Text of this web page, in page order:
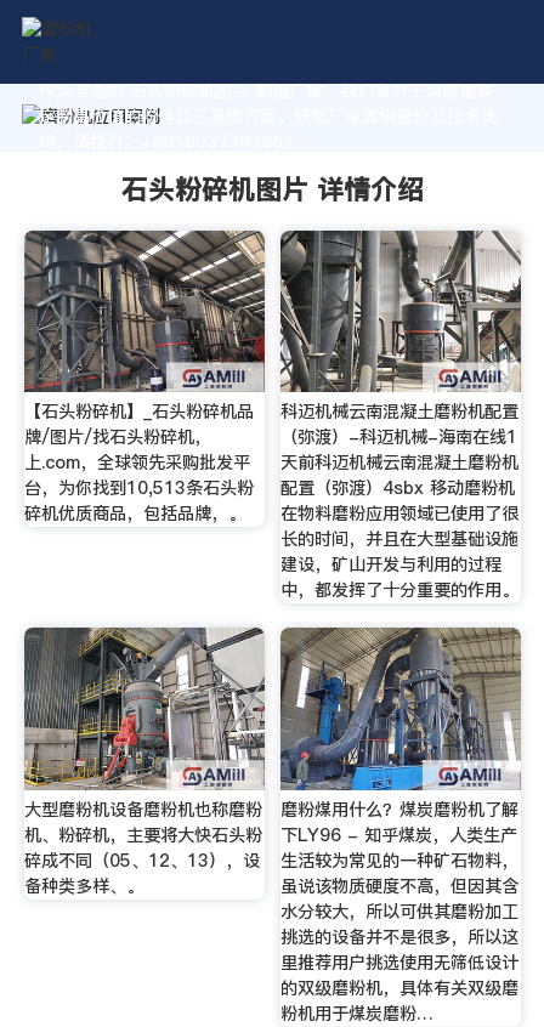
作为专业的 石头粉碎机图片 制造厂家，我们致力于为您量身
定制高价值的粉体加工系统方案。获取厂家直销报价及技术支
石头粉碎机图片 详情介绍
【石头粉碎机】_石头粉碎机品
牌/图片/找石头粉碎机，
上.com，全球领先采购批发平
台，为你找到10,513条石头粉
碎机优质商品，包括品牌，。
科迈机械云南混凝土磨粉机配置
（弥渡）-科迈机械-海南在线1
天前科迈机械云南混凝土磨粉机
配置（弥渡）4sbx 移动磨粉机
在物料磨粉应用领域已使用了很
长的时间，并且在大型基础设施
建设，矿山开发与利用的过程
中，都发挥了十分重要的作用。
大型磨粉机设备磨粉机也称磨粉
机、粉碎机，主要将大快石头粉
碎成不同（05、12、13），设
备种类多样、。
磨粉煤用什么？煤炭磨粉机了解
下LY96 - 知乎煤炭，人类生产
生活较为常见的一种矿石物料，
虽说该物质硬度不高，但因其含
水分较大，所以可供其磨粉加工
挑选的设备并不是很多，所以这
里推荐用户挑选使用无筛低设计
的双级磨粉机，具体有关双级磨
粉机用于煤炭磨粉…